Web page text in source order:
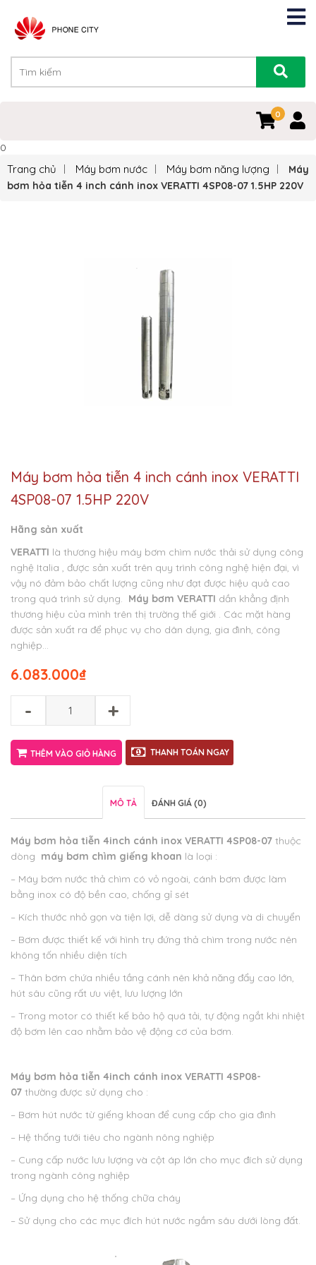
0
0
Trang chủ Máy bơm nước Máy bơm năng lượng
Máy
bơm hỏa tiễn 4 inch cánh inox VERATTI 4SP08-07 1.5HP 220V
Máy bơm hỏa tiễn 4 inch cánh inox VERATTI
4SP08-07 1.5HP 220V
Hãng sản xuất
VERATTI là thương hiệu máy bơm chìm nước thải sử dụng công
nghệ Italia , được sản xuất trên quy trình công nghệ hiện đại, vì
vậy nó đảm bảo chất lượng cũng như đạt được hiệu quả cao
trong quá trình sử dụng. Máy bơm VERATTI dần khẳng định
thương hiệu của mình trên thị trường thế giới . Các mặt hàng
được sản xuất ra để phục vụ cho dân dụng, gia đình, công
nghiệp…
₫
6.083.000
- +
THÊM VÀO GIỎ HÀNG THANH TOÁN NGAY
MÔ TẢ ĐÁNH GIÁ (0)
Máy bơm hỏa tiễn 4inch cánh inox VERATTI 4SP08-07 thuộc
dòng máy bơm chìm giếng khoan là loại :
– Máy bơm nước thả chìm có vỏ ngoài, cánh bơm được làm
bằng inox có độ bền cao, chống gỉ sét
– Kích thước nhỏ gọn và tiện lợi, dễ dàng sử dụng và di chuyển
– Bơm được thiết kế với hình trụ đứng thả chìm trong nước nên
không tốn nhiều diện tích
– Thân bơm chứa nhiều tầng cánh nên khả năng đẩy cao lớn,
hút sâu cũng rất ưu việt, lưu lượng lớn
– Trong motor có thiết kế bảo hộ quá tải, tự động ngắt khi nhiệt
độ bơm lên cao nhằm bảo vệ động cơ của bơm.
Máy bơm hỏa tiễn 4inch cánh inox VERATTI 4SP08-
07 thường được sử dụng cho :
– Bơm hút nước từ giếng khoan để cung cấp cho gia đình
– Hệ thống tưới tiêu cho ngành nông nghiệp
– Cung cấp nước lưu lượng và cột áp lớn cho mục đích sử dụng
trong ngành công nghiệp
– Ứng dụng cho hệ thống chữa cháy
– Sử dụng cho các mục đích hút nước ngầm sâu dưới lòng đất.